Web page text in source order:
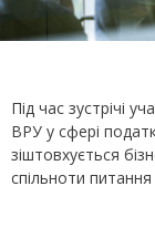
Під час зустрічі
ВРУ у сфері
зіштовхується
спільноти